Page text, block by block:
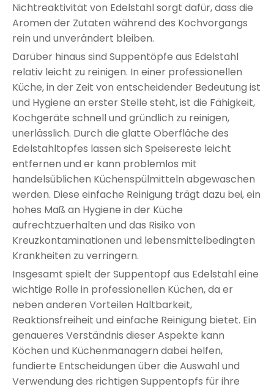
Nichtreaktivität von Edelstahl sorgt dafür, dass die
Aromen der Zutaten während des Kochvorgangs
rein und unverändert bleiben.
Darüber hinaus sind Suppentöpfe aus Edelstahl
relativ leicht zu reinigen. In einer professionellen
Küche, in der Zeit von entscheidender Bedeutung ist
und Hygiene an erster Stelle steht, ist die Fähigkeit,
Kochgeräte schnell und gründlich zu reinigen,
unerlässlich. Durch die glatte Oberfläche des
Edelstahltopfes lassen sich Speisereste leicht
entfernen und er kann problemlos mit
handelsüblichen Küchenspülmitteln abgewaschen
werden. Diese einfache Reinigung trägt dazu bei, ein
hohes Maß an Hygiene in der Küche
aufrechtzuerhalten und das Risiko von
Kreuzkontaminationen und lebensmittelbedingten
Krankheiten zu verringern.
Insgesamt spielt der Suppentopf aus Edelstahl eine
wichtige Rolle in professionellen Küchen, da er
neben anderen Vorteilen Haltbarkeit,
Reaktionsfreiheit und einfache Reinigung bietet. Ein
genaueres Verständnis dieser Aspekte kann
Köchen und Küchenmanagern dabei helfen,
fundierte Entscheidungen über die Auswahl und
Verwendung des richtigen Suppentopfs für ihre